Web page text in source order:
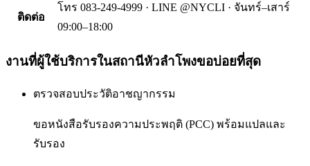
ติดต่อ
โทร 083-249-4999 · LINE @NYCLI · จันทร์–เสาร์
09:00–18:00
งานที่ผู้ใช้บริการในสถานีหัวลำโพงขอบ่อยที่สุด
ตรวจสอบประวัติอาชญากรรม
ขอหนังสือรับรองความประพฤติ (PCC) พร้อมแปลและ
รับรอง